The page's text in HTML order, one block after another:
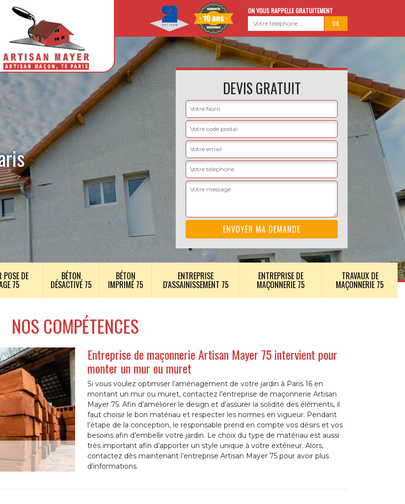
ON VOUS RAPPELLE GRATUITEMENT
DEVIS GRATUIT
POSE DE
75
BÉTON
DÉSACTIVÉ 75
BÉTON
IMPRIMÉ 75
ENTREPRISE
D'ASSAINISSEMENT 75
ENTREPRISE DE
MAÇONNERIE 75
TRAVAUX DE
MAÇONNERIE 75
NOS COMPÉTENCES
Entreprise de maçonnerie Artisan Mayer 75 intervient pour
monter un mur ou muret
Si vous voulez optimiser l’aménagement de votre jardin à Paris 16 en
montant un mur ou muret, contactez l’entreprise de maçonnerie Artisan
Mayer 75. Afin d’améliorer le design et d'assurer la solidité des éléments, il
faut choisir le bon matériau et respecter les normes en vigueur. Pendant
l’étape de la conception, le responsable prend en compte vos désirs et vos
besoins afin d’embellir votre jardin. Le choix du type de matériau est aussi
très important afin d’apporter un style unique à votre extérieur. Alors,
contactez dès maintenant l’entreprise Artisan Mayer 75 pour avoir plus
d’informations.